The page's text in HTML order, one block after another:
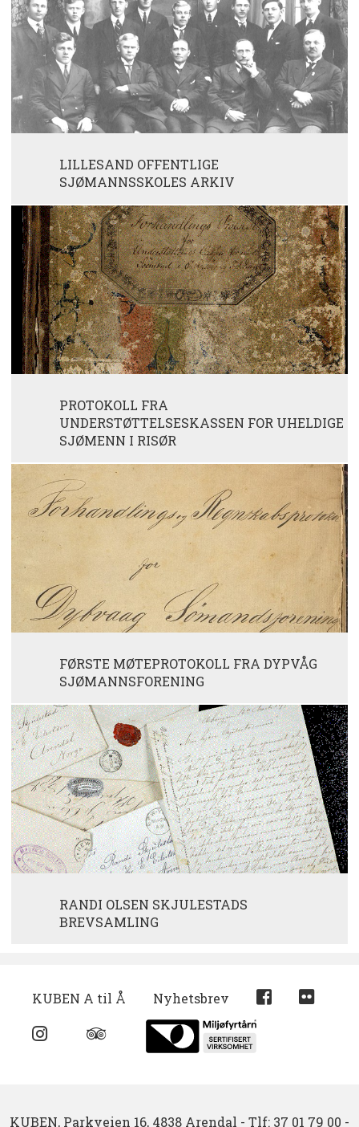
LILLESAND OFFENTLIGE
SJØMANNSSKOLES ARKIV
PROTOKOLL FRA
UNDERSTØTTELSESKASSEN FOR UHELDIGE
SJØMENN I RISØR
FØRSTE MØTEPROTOKOLL FRA DYPVÅG
SJØMANNSFORENING
RANDI OLSEN SKJULESTADS
BREVSAMLING
KUBEN A til Å Nyhetsbrev
KUBEN, Parkveien 16, 4838 Arendal - Tlf: 37 01 79 00 -